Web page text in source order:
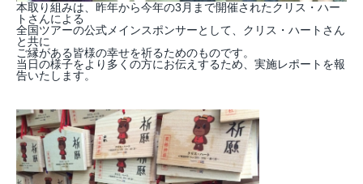
本取り組みは、昨年から今年の3月まで開催されたクリス・ハー
トさんによる
全国ツアーの公式メインスポンサーとして、クリス・ハートさん
と共に
ご縁がある皆様の幸せを祈るためのものです。
当日の様子をより多くの方にお伝えするため、実施レポートを報
告いたします。